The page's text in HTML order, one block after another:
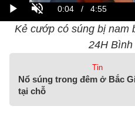
Kẻ cướp có súng bị nam
24H
Tin
Nổ súng trong đêm ở Bắc
tại chỗ